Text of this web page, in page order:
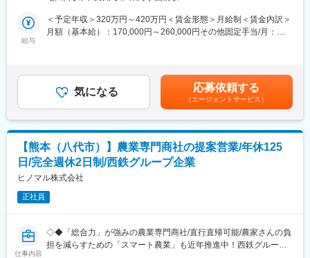
■入社後の流れ：
まずは社内資料を使って当社製品や業界知識、受発注の流れなど
同社は規格品の供給のみでなく、お客様のニーズに合わせた材料
選定～製品開発を行う形で一品一様の製品を供給しております。
営業職はお客様と社内を繋ぐ窓口として、お客様ニーズの引き出
しや社内の技術部門等との調整を行うため、同社のものづくりの
入口部分で欠かせない役割を担っております。
変更の範囲：会社の定める業務
当社は、LIXILグループの最大手エクステリア専門商社です。住
宅・公共空間向けにエクステリア商材（門扉、フェンス、カーポ
ート等）の販売を主に行っています。
＜具体的な内容＞
・商品のPR（新商品カタログなど）、説明及び提案
・商品の在庫チェック(メーカー問い合わせ)、見積書作成
＜補足＞
・主な販売先は、建材店、販工店、園芸店、街のエクステリア専
門店、金物店等となり、現在5,000社以上と取引があり、既存のお
客様がメインのため、飛び込み営業はありません。
・日帰りでの訪問がメインで、出張はほとんどありません。
・最近では商業施設や病院など非住宅(ファシリティ)分野開拓も積
極的に行っており、事業活動の可能性を広げています。
給与
＜予定年収＞320万円～420万円＜賃金形態＞月給制＜賃金内訳＞
月額（基本給）：170,000円～260,000円その他固定手当/月：
2回（7月・12月）※過去実績4ヶ月賃金はあくまでも目安の金額で
あり、選考を通じて上下する可能性があります。月給(月額)は固定
手当を含めた表記です。
気になる 応募依頼する
（エージェントサービス）
【熊本（八代市）】農業専門商社の提案営業/年休125
日/完全週休2日制/西鉄グループ企業
ヒノマル株式会社
正社員
仕事内容
◇◆「総合力」が強みの農業専門商社/直行直帰可能/農家さんの負
担を減らすための「スマート農業」も近年推進中！西鉄グループ